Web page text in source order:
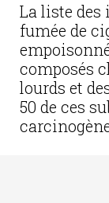
La liste des
fumée de
composés
lourds et
50 de ces